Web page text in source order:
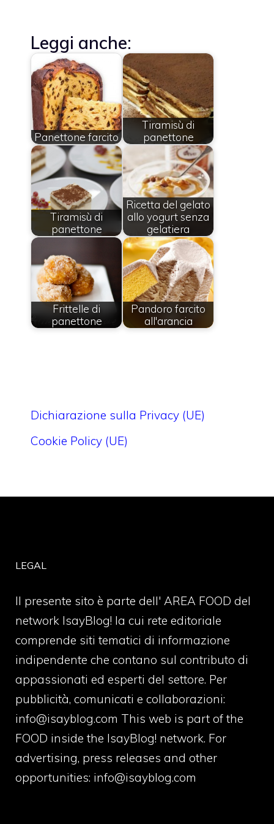
Leggi anche:
Panettone farcito
Tiramisù di
panettone
Tiramisù di
panettone
Ricetta del gelato
allo yogurt senza
gelatiera
Frittelle di
panettone
Pandoro farcito
all'arancia
Dichiarazione sulla Privacy (UE)
Cookie Policy (UE)
LEGAL
Il presente sito è parte dell' AREA FOOD del
network IsayBlog! la cui rete editoriale
comprende siti tematici di informazione
indipendente che contano sul contributo di
appassionati ed esperti del settore. Per
pubblicità, comunicati e collaborazioni:
info@isayblog.com This web is part of the
FOOD inside the IsayBlog! network. For
advertising, press releases and other
opportunities: info@isayblog.com